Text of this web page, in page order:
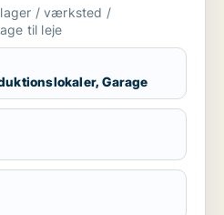
lager / værksted /
til leje
Garage